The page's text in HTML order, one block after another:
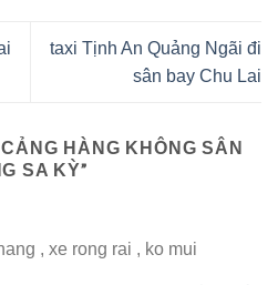
taxi Tịnh An Quảng Ngãi đi
sân bay Chu Lai
HÀNG KHÔNG SÂN
SA KỲ”
, xe rong rai , ko mui